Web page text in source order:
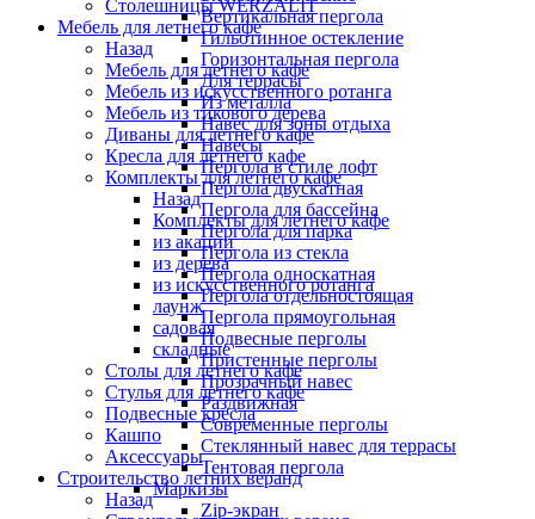
Вертикальная пергола
Гильотинное остекление
Горизонтальная пергола
Для террасы
Из металла
Навес для зоны отдыха
Навесы
Пергола в стиле лофт
Пергола двускатная
Пергола для бассейна
Пергола для парка
Пергола из стекла
Пергола односкатная
Пергола отдельностоящая
Пергола прямоугольная
Подвесные перголы
Пристенные перголы
Прозрачный навес
Раздвижная
Современные перголы
Стеклянный навес для террасы
Тентовая пергола
Маркизы
Zip-экран
Столешницы WERZALIT
Мебель для летнего кафе
Назад
Мебель для летнего кафе
Мебель из искусственного ротанга
Мебель из тикового дерева
Диваны для летнего кафе
Кресла для летнего кафе
Комплекты для летнего кафе
Назад
Комплекты для летнего кафе
из акации
из дерева
из искусственного ротанга
лаунж
садовая
складные
Столы для летнего кафе
Стулья для летнего кафе
Подвесные кресла
Кашпо
Аксессуары
Строительство летних веранд
Назад